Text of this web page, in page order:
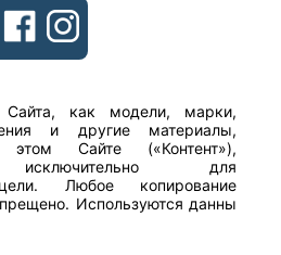
Сайта, как модели, марки,
и другие материалы,
Сайте («Контент»),
исключительно для
цели. Любое копирование
Используются данны